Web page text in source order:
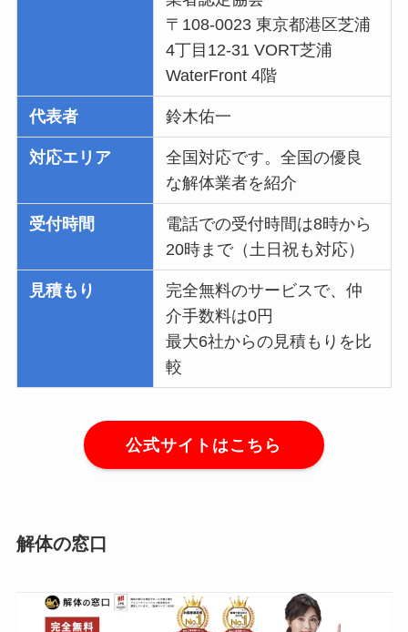
〒108-0023 東京都港区芝浦
4丁目12-31 VORT芝浦
WaterFront 4階
代表者 鈴木佑一
対応エリア
全国対応です。全国の優良
な解体業者を紹介
受付時間
電話での受付時間は8時から
20時まで（土日祝も対応）
見積もり
完全無料のサービスで、仲
介手数料は0円
最大6社からの見積もりを比
較
公式サイトはこちら
解体の窓口